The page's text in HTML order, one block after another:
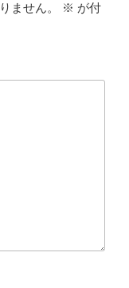
ません。 ※ が付